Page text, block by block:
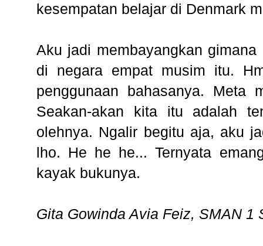
kesempatan belajar di Denmark
Aku jadi membayangkan
di negara empat musim itu.
penggunaan bahasanya. Meta
Seakan-akan kita itu adalah
olehnya. Ngalir begitu aja, aku
lho. He he he... Ternyata
kayak bukunya.
Gita Gowinda Avia Feiz, SMAN 1